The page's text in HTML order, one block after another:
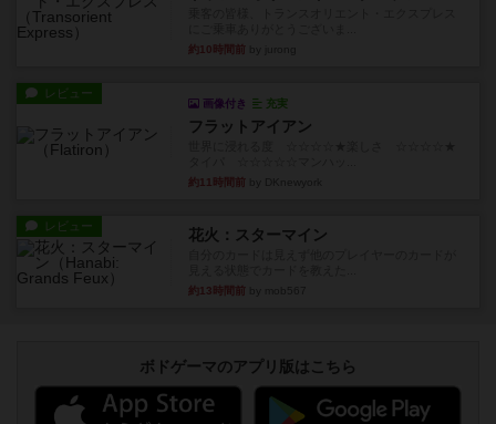
約10時間前
レビュー
画像付き 充実
フラットアイアン
約11時間前
レビュー 花火：スターマイン
約13時間前
ボドゲーマのアプリ版はこちら